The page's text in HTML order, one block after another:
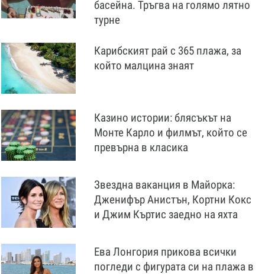
басейна. Тръгва на голямо лятно
турне
Карибският рай с 365 плажа, за
който малцина знаят
Казино истории: блясъкът на
Монте Карло и филмът, който се
превърна в класика
Звездна ваканция в Майорка:
Дженифър Анистън, Кортни Кокс
и Джим Къртис заедно на яхта
Ева Лонгория прикова всички
погледи с фигурата си на плажа в